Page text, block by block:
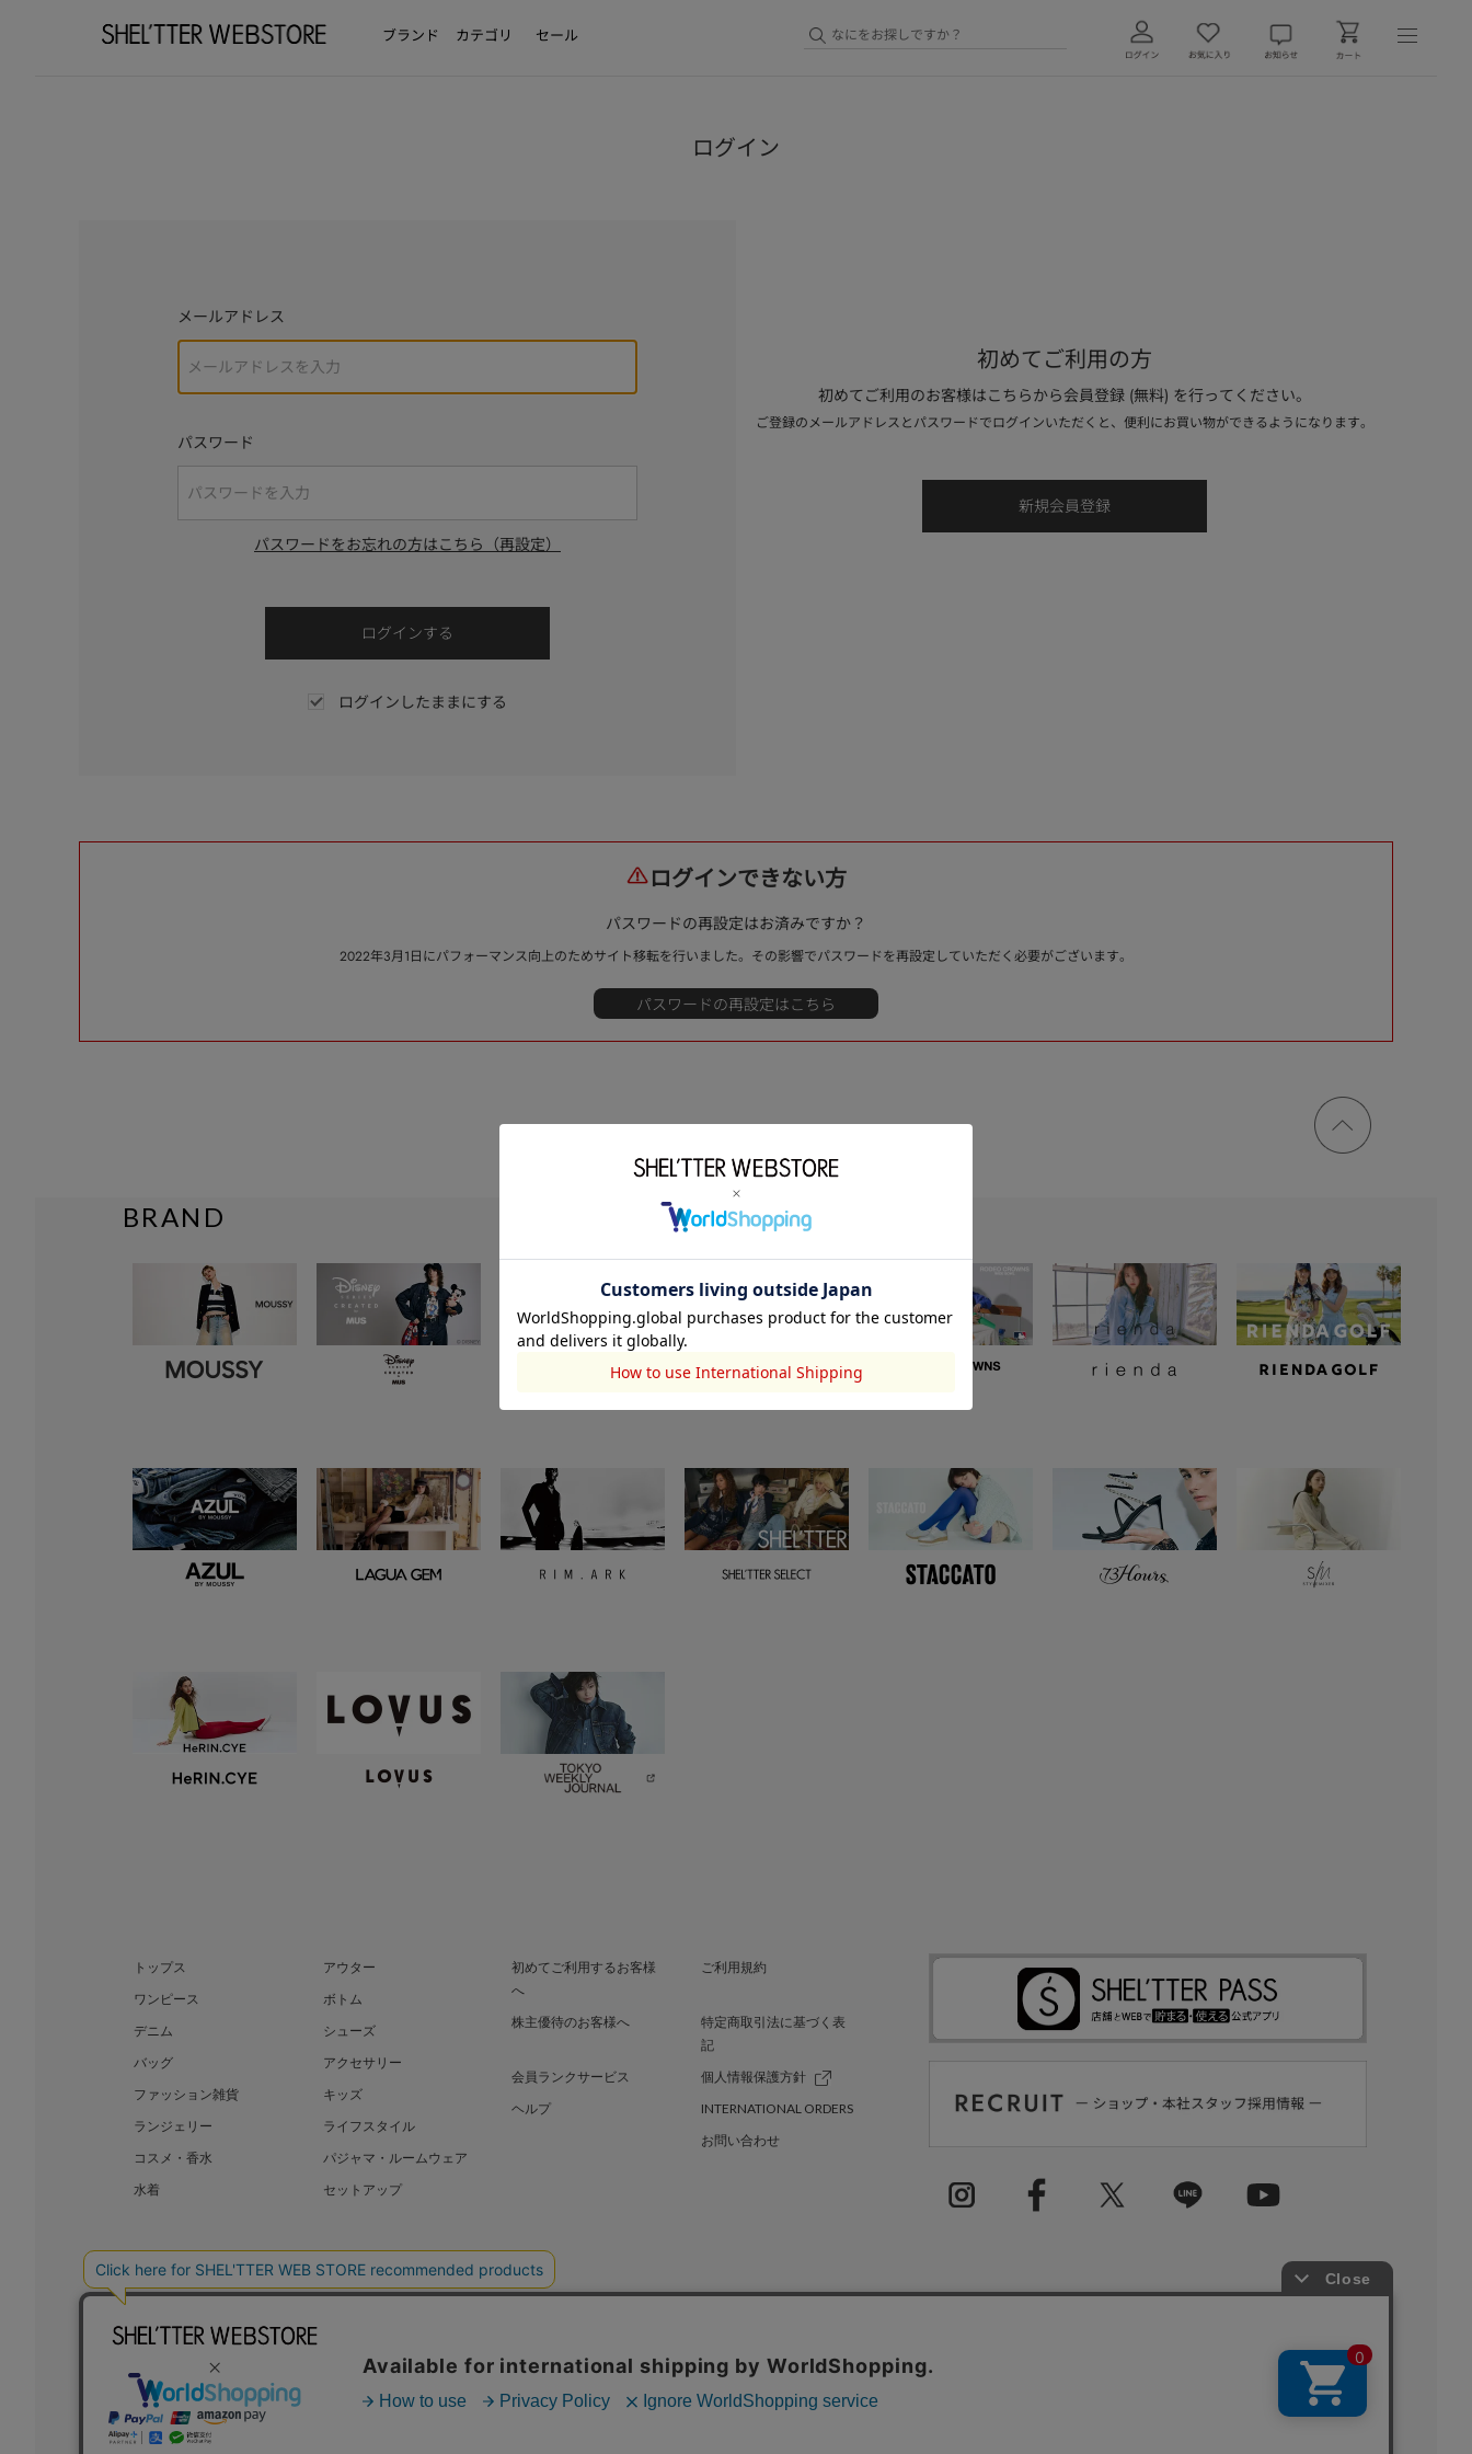
ブランド カテゴリ セール
ログイン
メールアドレス
パスワード
パスワードをお忘れの方はこちら（再設定）
ログインしたままにする
初めてご利用の方
初めてご利用のお客様はこちらから会員登録 (無料) を行ってください。
ご登録のメールアドレスとパスワードでログインいただくと、便利にお買い物ができるようになります。
ログインできない方
パスワードの再設定はお済みですか？
2022年3月1日にパフォーマンス向上のためサイト移転を行いました。その影響でパスワードを再設定していただく必要がございます。
ページ
トップ
BRAND
トップス
アウター
ワンピース
ボトム
デニム
シューズ
バッグ
アクセサリー
ファッション雑貨
キッズ
ランジェリー
ライフスタイル
コスメ・香水
パジャマ・ルームウェア
水着
セットアップ
初めてご利用するお客様
へ
ご利用規約
株主優待のお客様へ
特定商取引法に基づく表
記
会員ランクサービス
個人情報保護方針
ヘルプ
INTERNATIONAL ORDERS
お問い合わせ
BAROQUE JAPAN LIMITED SHEL’TTER GREEN 採用情報
COPYRIGHT © BAROQUE JAPAN LIMITED ALL RIGHTS RESERVED.